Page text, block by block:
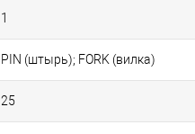
1
PIN (штырь); FORK (вилка)
25